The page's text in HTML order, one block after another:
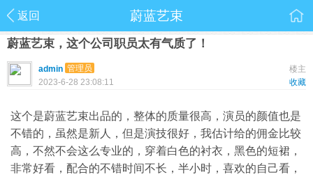
返回 蔚蓝艺束
蔚蓝艺束，这个公司职员太有气质了！
楼主
admin 管理员
收藏
2023-6-28 23:08:11
这个是蔚蓝艺束出品的，整体的质量很高，演员的颜值也是
不错的，虽然是新人，但是演技很好，我估计给的佣金比较
高，不然不会这么专业的，穿着白色的衬衣，黑色的短裙，
非常好看，配合的不错时间不长，半小时，喜欢的自己看，